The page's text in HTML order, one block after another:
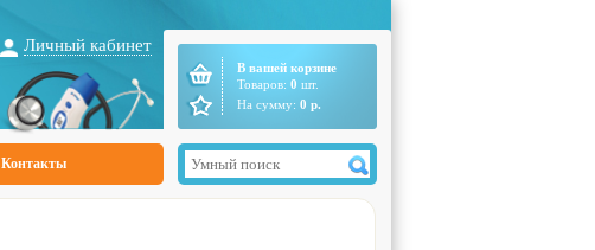
Личный кабинет
В вашей корзине
Товаров: 0 шт.
На сумму: 0 р.
Контакты